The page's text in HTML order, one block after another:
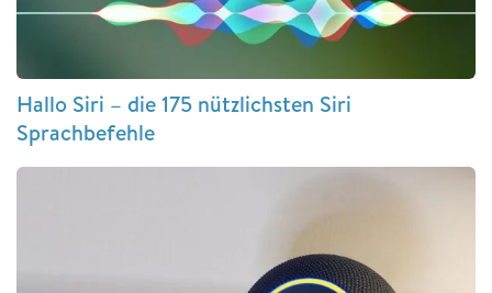
Hallo Siri – die 175 nützlichsten Siri
Sprachbefehle